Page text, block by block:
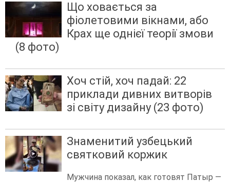
Що ховається за
фіолетовими вікнами, або
Крах ще однієї теорії змови
(8 фото)
Хоч стій, хоч падай: 22
приклади дивних витворів
зі світу дизайну (23 фото)
Знаменитий узбецький
святковий коржик
Мужчина показал, как готовят Патыр —